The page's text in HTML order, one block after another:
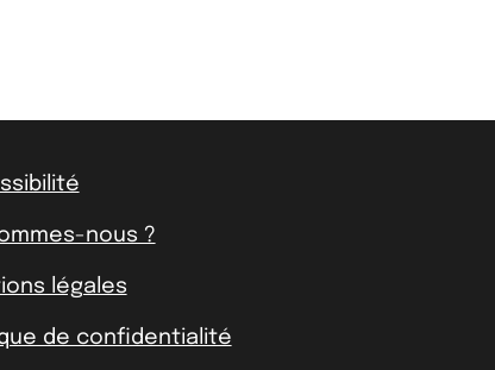
nous ?
légales
de confidentialité